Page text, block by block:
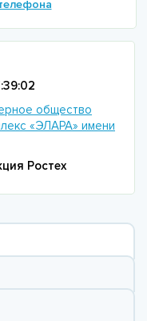
общество
«ЭЛАРА» имени
Ростех